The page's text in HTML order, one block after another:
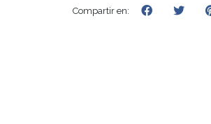
Compartir en: